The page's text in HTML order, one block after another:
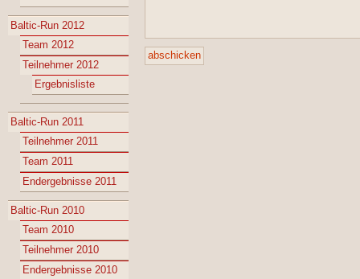
Baltic-Run 2012
Team 2012
Teilnehmer 2012
Ergebnisliste
Baltic-Run 2011
Teilnehmer 2011
Team 2011
Endergebnisse 2011
Baltic-Run 2010
Team 2010
Teilnehmer 2010
Endergebnisse 2010